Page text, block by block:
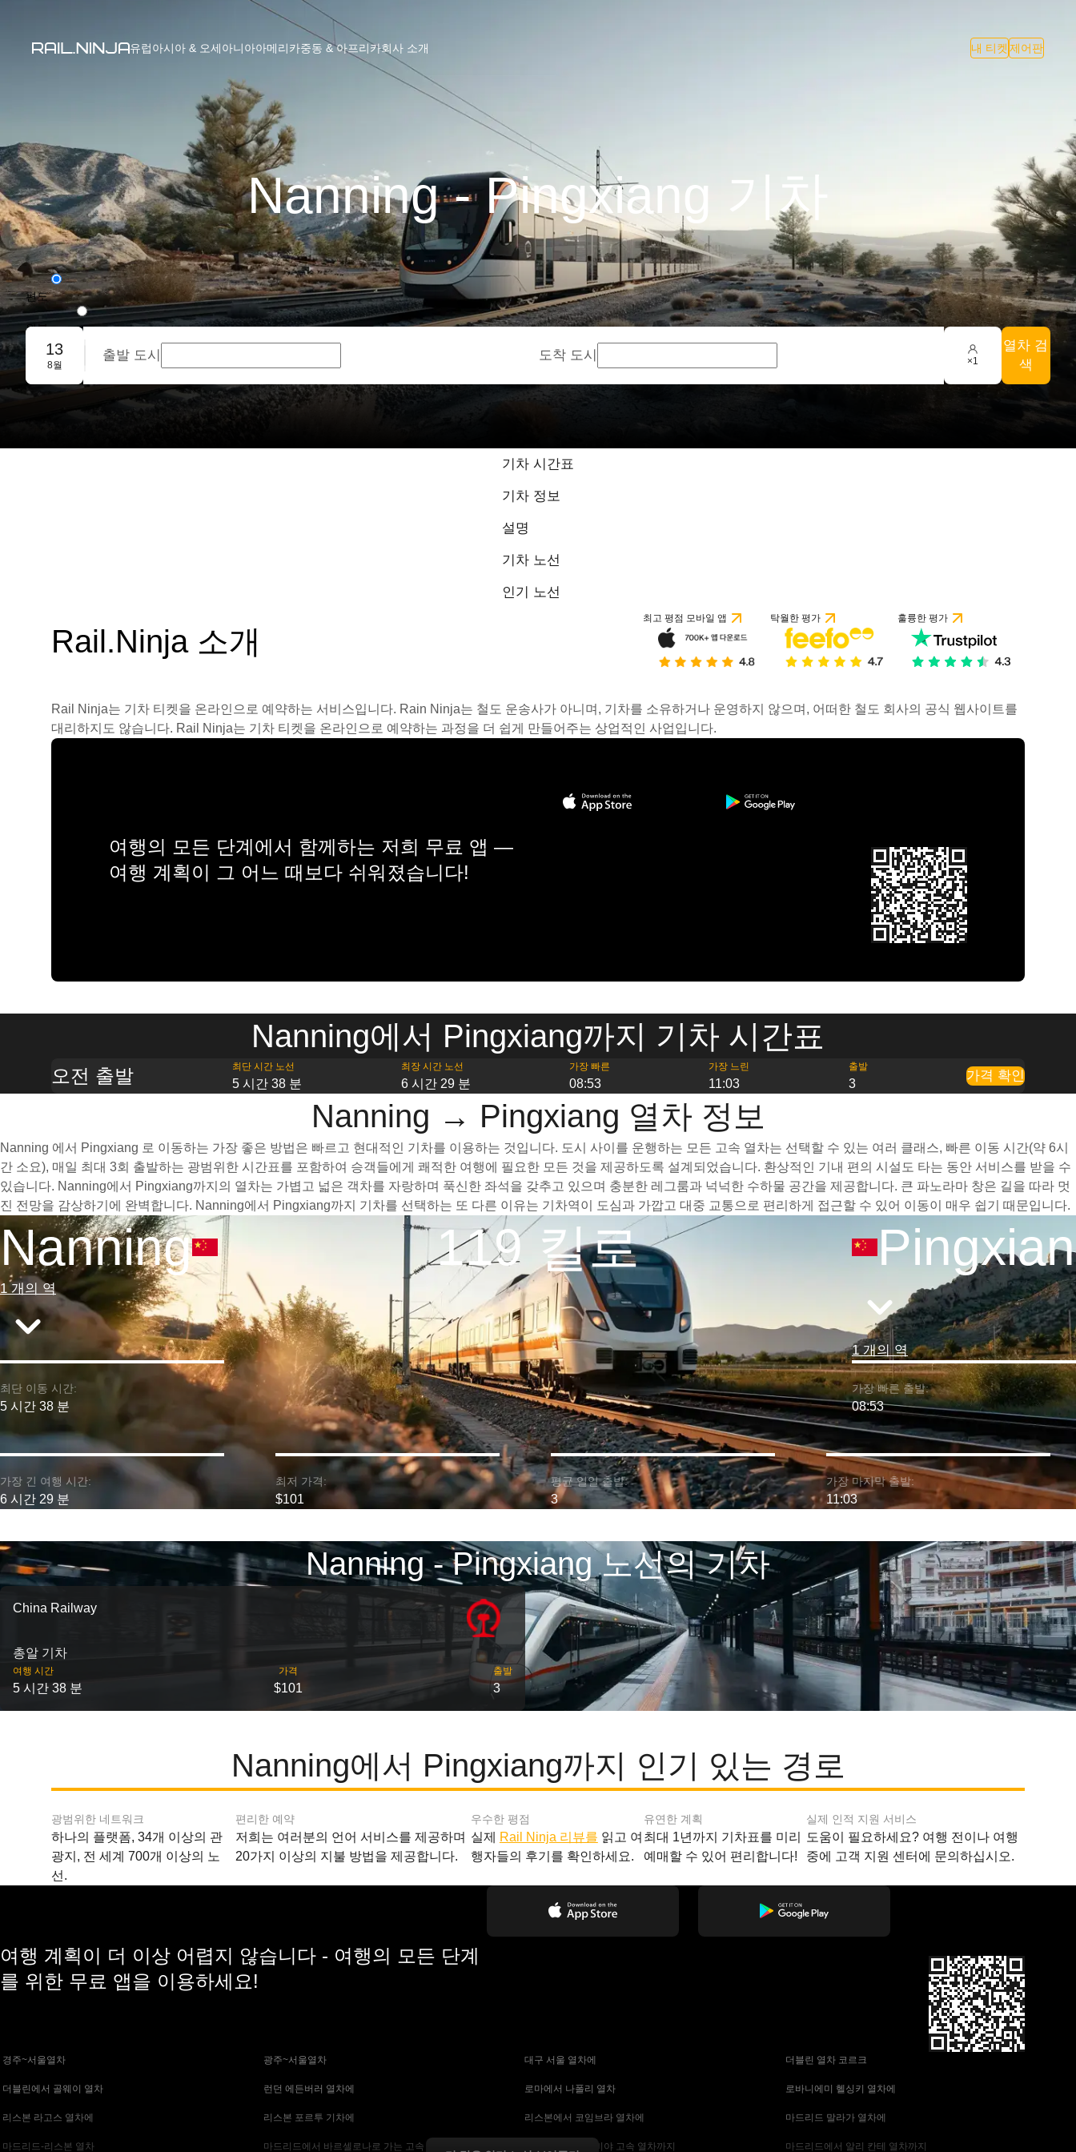
유럽아시아 & 오세아니아아메리카중동 & 아프리카회사 소개 내 티켓 제어판
Nanning - Pingxiang 기차
편도
왕복
단체 예약
13
8월
출발 도시 도착 도시 ×1
열차 검
색
기차 시간표
기차 정보
설명
기차 노선
인기 노선
Rail.Ninja 소개
최고 평점 모바일 앱 탁월한 평가 훌륭한 평가
Rail Ninja는 기차 티켓을 온라인으로 예약하는 서비스입니다. Rain Ninja는 철도 운송사가 아니며, 기차를 소유하거나 운영하지 않으며, 어떠한 철도 회사의 공식 웹사이트를
대리하지도 않습니다. Rail Ninja는 기차 티켓을 온라인으로 예약하는 과정을 더 쉽게 만들어주는 상업적인 사업입니다.
여행의 모든 단계에서 함께하는 저희 무료 앱 —
여행 계획이 그 어느 때보다 쉬워졌습니다!
Nanning에서 Pingxiang까지 기차 시간표
오전 출발 최단 시간 노선
5 시간 38 분
최장 시간 노선
6 시간 29 분
가장 빠른
08:53
가장 느린
11:03
출발
3
가격 확인
Nanning → Pingxiang 열차 정보
Nanning 에서 Pingxiang 로 이동하는 가장 좋은 방법은 빠르고 현대적인 기차를 이용하는 것입니다. 도시 사이를 운행하는 모든 고속 열차는 선택할 수 있는 여러 클래스, 빠른 이동 시간(약 6시
간 소요), 매일 최대 3회 출발하는 광범위한 시간표를 포함하여 승객들에게 쾌적한 여행에 필요한 모든 것을 제공하도록 설계되었습니다. 환상적인 기내 편의 시설도 타는 동안 서비스를 받을 수
있습니다. Nanning에서 Pingxiang까지의 열차는 가볍고 넓은 객차를 자랑하며 푹신한 좌석을 갖추고 있으며 충분한 레그룸과 넉넉한 수하물 공간을 제공합니다. 큰 파노라마 창은 길을 따라 멋
진 전망을 감상하기에 완벽합니다. Nanning에서 Pingxiang까지 기차를 선택하는 또 다른 이유는 기차역이 도심과 가깝고 대중 교통으로 편리하게 접근할 수 있어 이동이 매우 쉽기 때문입니다.
Nanning
1 개의 역
119 킬로
1 개의 역
최단 이동 시간:
5 시간 38 분
가장 빠른 출발:
08:53
가장 긴 여행 시간:
6 시간 29 분
최저 가격:
$101
평균 일일 출발:
3
가장 마지막 출발:
11:03
Nanning - Pingxiang 노선의 기차
China Railway
총알 기차
여행 시간
5 시간 38 분
가격
$101
출발
3
Nanning에서 Pingxiang까지 인기 있는 경로
광범위한 네트워크
하나의 플랫폼, 34개 이상의 관
광지, 전 세계 700개 이상의 노
선.
편리한 예약
저희는 여러분의 언어 서비스를 제공하며
20가지 이상의 지불 방법을 제공합니다.
우수한 평점
실제 Rail Ninja 리뷰를 읽고 여
행자들의 후기를 확인하세요.
유연한 계획
최대 1년까지 기차표를 미리
예매할 수 있어 편리합니다!
실제 인적 지원 서비스
도움이 필요하세요? 여행 전이나 여행
중에 고객 지원 센터에 문의하십시오.
여행 계획이 더 이상 어렵지 않습니다 - 여행의 모든 단계
를 위한 무료 앱을 이용하세요!
경주~서울열차 광주~서울열차 대구 서울 열차에 더블린 열차 코르크
더블린에서 골웨이 열차 런던 에든버러 열차에 로마에서 나폴리 열차 로바니에미 헬싱키 열차에
리스본 라고스 열차에 리스본 포르투 기차에 리스본에서 코임브라 열차에 마드리드 말라가 열차에
마드리드-리스본 열차 마드리드에서 바르셀로나로 가는 고속 열차 마드리드에서 세비야 고속 열차까지 마드리드에서 알리 칸테 열차까지